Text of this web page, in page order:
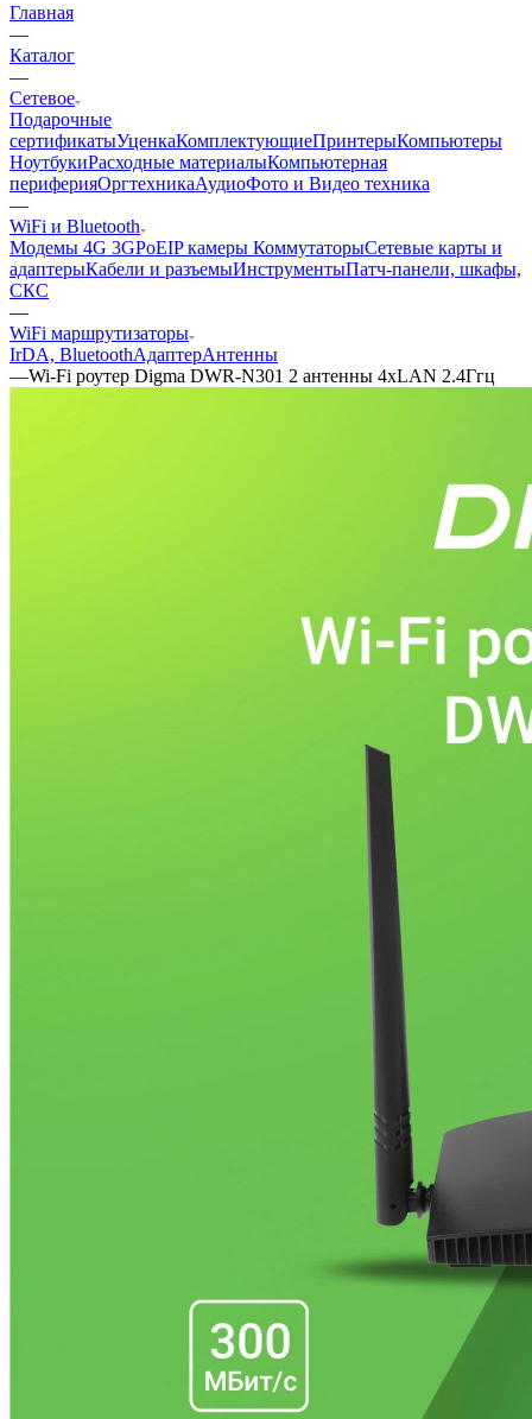
Главная
—
Каталог
—
Сетевое
Подарочные
сертификатыУценкаКомплектующиеПринтерыКомпьютеры
НоутбукиРасходные материалыКомпьютерная
периферияОргтехникаАудиоФото и Видео техника
—
WiFi и Bluetooth
Модемы 4G 3GPoEIP камеры КоммутаторыСетевые карты и
адаптерыКабели и разъемыИнструментыПатч-панели, шкафы,
СКС
—
WiFi маршрутизаторы
IrDA, BluetoothАдаптерАнтенны
—Wi-Fi роутер Digma DWR-N301 2 антенны 4xLAN 2.4Ггц